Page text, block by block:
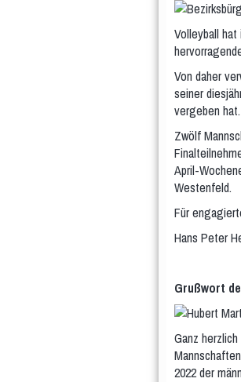
Volleyball
Von daher
seiner
vergeben
Zwölf
April-
Westenfeld.
Für
Hans Peter
Grußwort
Ganz
2022 der